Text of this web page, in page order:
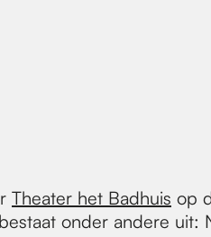
Theater het Badhuis op
onder andere uit: